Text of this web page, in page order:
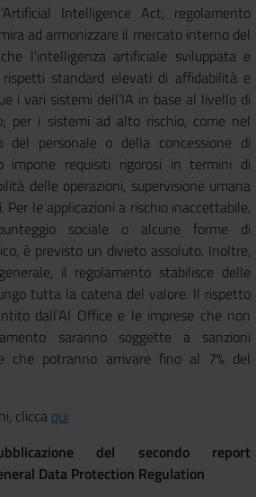
Intelligence Act, regolamento
ad armonizzare il mercato interno del
l'intelligenza artificiale sviluppata e
standard elevati di affidabilità e
i vari sistemi dell’IA in base al livello di
per i sistemi ad alto rischio, come nel
del personale o della concessione di
impone requisiti rigorosi in termini di
delle operazioni, supervisione umana
Per le applicazioni a rischio inaccettabile,
sociale o alcune forme di
è previsto un divieto assoluto. Inoltre,
il regolamento stabilisce delle
tutta la catena del valore. Il rispetto
dall’AI Office e le imprese che non
saranno soggette a sanzioni
che potranno arrivare fino al 7% del
clicca qui
del secondo report
Data Protection Regulation